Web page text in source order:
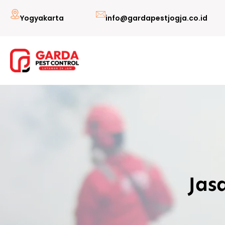
Lewati
Yogyakarta info@gardapestjogja.co.id